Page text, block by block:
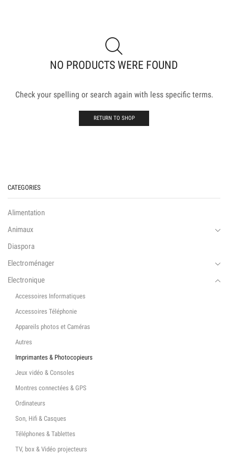
NO PRODUCTS WERE FOUND
Check your spelling or search again with less specific terms.
RETURN TO SHOP
CATEGORIES
Alimentation
Animaux
Diaspora
Electroménager
Electronique
Accessoires Informatiques
Accessoires Téléphonie
Appareils photos et Caméras
Autres
Imprimantes & Photocopieurs
Jeux vidéo & Consoles
Montres connectées & GPS
Ordinateurs
Son, Hifi & Casques
Téléphones & Tablettes
TV, box & Vidéo projecteurs